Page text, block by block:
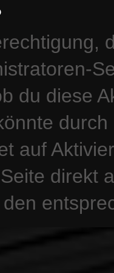
du diese
auf
direkt